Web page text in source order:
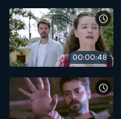
00:00:48